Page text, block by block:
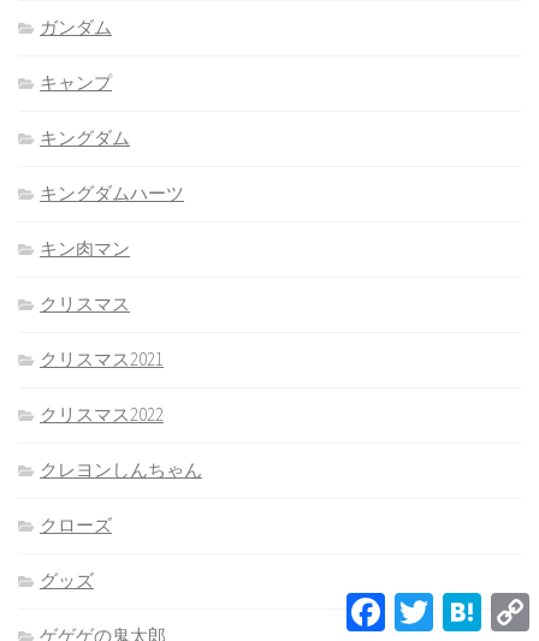
ガンダム
キャンプ
キングダム
キングダムハーツ
キン肉マン
クリスマス
クリスマス2021
クリスマス2022
クレヨンしんちゃん
クローズ
グッズ
ゲゲゲの鬼太郎
FacebookTwitter Hatena